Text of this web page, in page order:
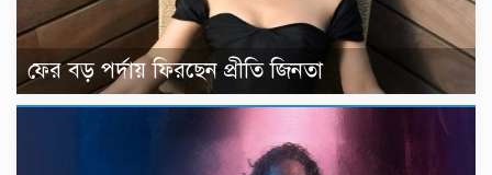
ফের বড় পর্দায় ফিরছেন প্রীতি জিনতা